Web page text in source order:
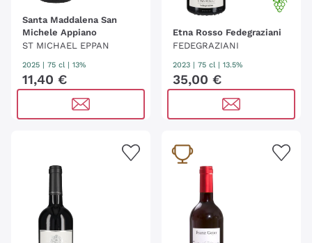
Santa Maddalena San
Michele Appiano
ST MICHAEL EPPAN
2025 | 75 cl | 13%
11,40 €
Etna Rosso Fedegraziani
FEDEGRAZIANI
2023 | 75 cl | 13.5%
35,00 €